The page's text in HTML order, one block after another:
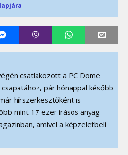
csatlakozott a PC Dome
csapatához, pár hónappal később
hírszerkesztőként is
mint 17 ezer írásos anyag
amivel a képzeletbeli